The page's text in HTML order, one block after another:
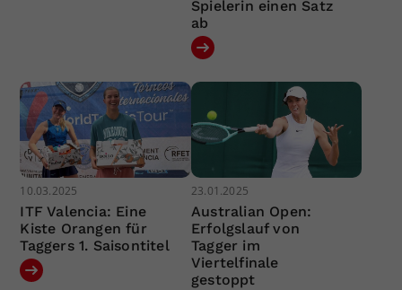
Spielerin einen Satz
ab
10.03.2025
ITF Valencia: Eine
Kiste Orangen für
Taggers 1. Saisontitel
23.01.2025
Australian Open:
Erfolgslauf von
Tagger im
Viertelfinale
gestoppt